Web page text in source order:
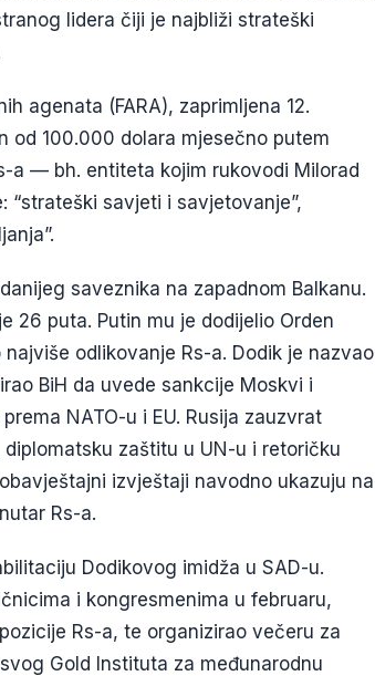
lidera čiji je najbliži strateški
agenata (FARA), zaprimljena 12.
od 100.000 dolara mjesečno putem
a — bh. entiteta kojim rukovodi Milorad
“strateški savjeti i savjetovanje”,
saveznika na zapadnom Balkanu.
26 puta. Putin mu je dodijelio Orden
odlikovanje Rs-a. Dodik je nazvao
BiH da uvede sankcije Moskvi i
NATO-u i EU. Rusija zauzvrat
zaštitu u UN-u i retoričku
izvještaji navodno ukazuju na
Rs-a.
Dodikovog imidža u SAD-u.
i kongresmenima u februaru,
Rs-a, te organizirao večeru za
Gold Instituta za međunarodnu